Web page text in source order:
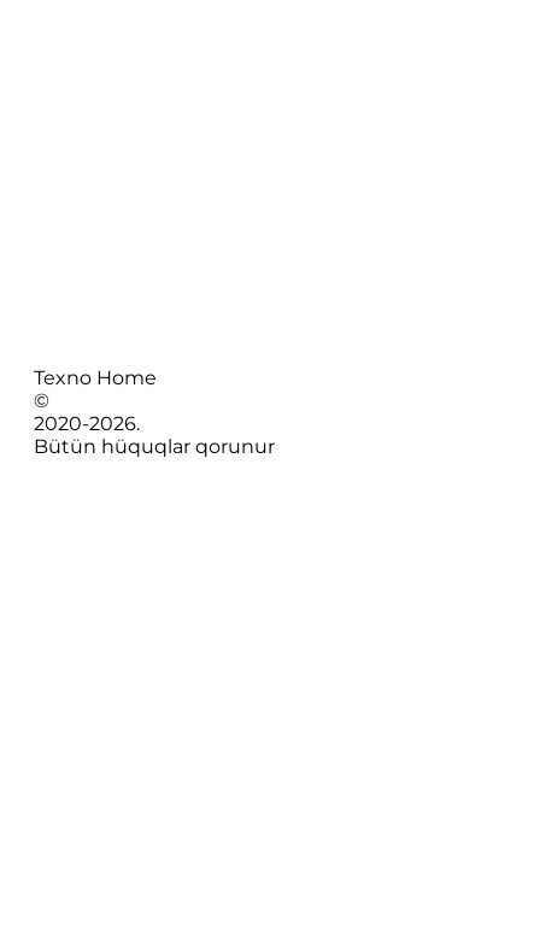
Texno Home
©
2020-2026.
Bütün hüquqlar qorunur